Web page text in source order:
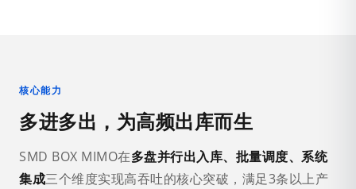
核心能力
多进多出，为高频出库而生
SMD BOX MIMO在多盘并行出入库、批量调度、系统
集成三个维度实现高吞吐的核心突破，满足3条以上产